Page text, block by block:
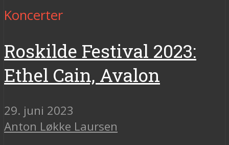
Koncerter
Roskilde Festival 2023:
Ethel Cain, Avalon
29. juni 2023
Anton Løkke Laursen